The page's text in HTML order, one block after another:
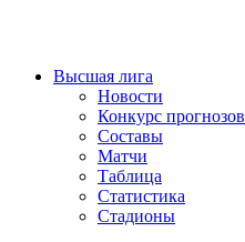
Высшая лига
Новости
Конкурс прогнозов
Составы
Матчи
Таблица
Статистика
Стадионы